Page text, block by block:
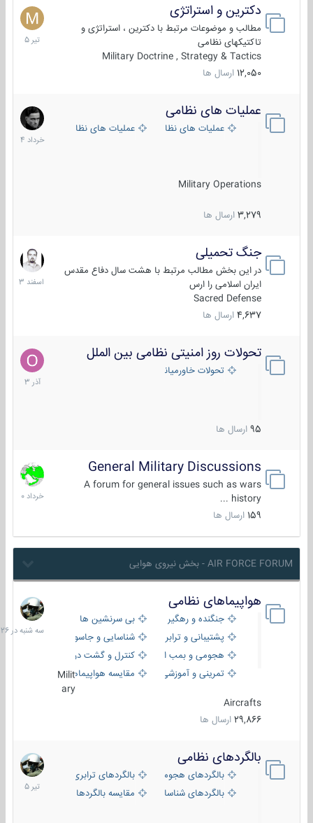
دکترین و استراتژی
مطالب و موضوعات مرتبط با دکترین ، استراتژی و
تاکتیکهای نظامی
Military Doctrine , Strategy & Tactics
12,050 ارسال ها
27
تیر
1405
عملیات های نظامی
عملیات های نظامی ایرانعملیات های نظامی خارجی
Military Operations
3,279 ارسال ها
5
خرداد
1404
جنگ تحمیلی
در این بخش مطالب مرتبط با هشت سال دفاع مقدس
ایران اسلامی را ارس
Sacred Defense
4,637 ارسال ها
20
اسفند
1403
تحولات روز امنیتی نظامی بین الملل
تحولات خاورمیانه
95 ارسال ها
21
آذر
1403
General Military Discussions
A forum for general issues such as wars
history ...
159 ارسال ها
10
خرداد
1400
AIR FORCE FORUM - بخش نیروی هوایی
هواپیماهای نظامی
جنگنده و رهگیر
بی سرنشین ها
پشتیبانی و ترابری
شناسایی و جاسوسی
هجومی و بمب افکن
کنترل و گشت دریایی
تمرینی و آموزشی
مقایسه هواپیماهاMilit
ary
Aircrafts
29,866 ارسال ها
سه
شنبه
در
بالگردهای نظامی
بالگردهای هجومی
بالگردهای ترابری
بالگردهای شناسایی
مقایسه بالگردها
22
تیر
1405